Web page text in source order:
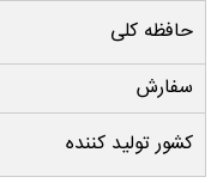
حافظه کلی
سفارش
کشور تولید کننده